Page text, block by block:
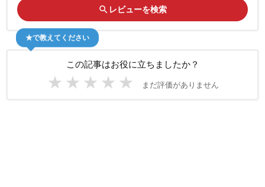
search レビューを検索
この記事はお役に立ちましたか？
★ ★ ★ ★ ★ まだ評価がありません
★で教えてください